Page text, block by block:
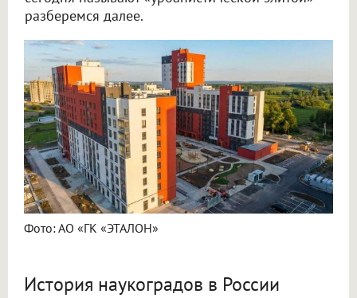
разберемся далее.
Фото: АО «ГК «ЭТАЛОН»
История наукоградов в России